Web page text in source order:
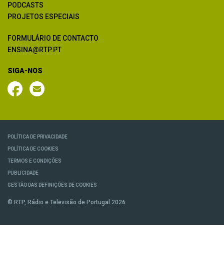
PODCASTS
PROJETOS ESPECIAIS
FORMULÁRIO DE CONTACTO
ENSINA@RTP.PT
SIGA-NOS
POLÍTICA DE PRIVACIDADE
POLÍTICA DE COOKIES
TERMOS E CONDIÇÕES
PUBLICIDADE
GESTÃO DAS DEFINIÇÕES DE COOKIES
© RTP, Rádio e Televisão de Portugal 2026